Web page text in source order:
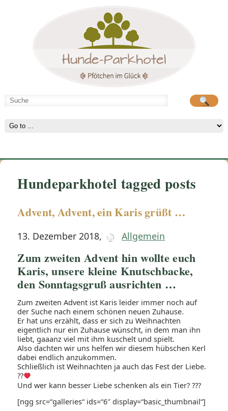
Hunde-Parkhotel
Hundeparkhotel tagged posts
Advent, Advent, ein Karis grüßt …
13. Dezember 2018, Allgemein
Zum zweiten Advent hin wollte euch
Karis, unsere kleine Knutschbacke,
den Sonntagsgruß ausrichten …
Zum zweiten Advent ist Karis leider immer noch auf
der Suche nach einem schönen neuen Zuhause.
Er hat uns erzählt, dass er sich zu Weihnachten
eigentlich nur ein Zuhause wünscht, in dem man ihn
liebt, gaaanz viel mit ihm kuschelt und spielt.
Also dachten wir uns helfen wir diesem hübschen Kerl
dabei endlich anzukommen.
Schließlich ist Weihnachten ja auch das Fest der Liebe.
??
Und wer kann besser Liebe schenken als ein Tier????
[ngg src=“galleries“ ids=“6″ display=“basic_thumbnail“]